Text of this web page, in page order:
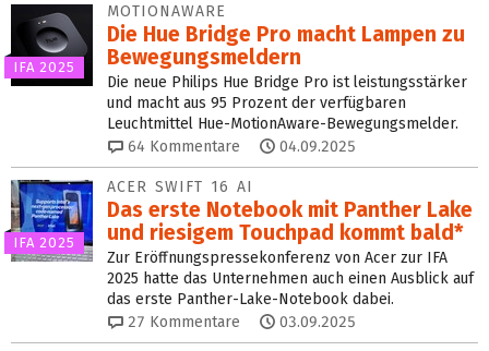
IFA 2025
MOTIONAWARE
Die Hue Bridge Pro macht Lampen zu
Bewegungsmeldern
Die neue Philips Hue Bridge Pro ist leistungsstärker
und macht aus 95 Prozent der verfügbaren
Leuchtmittel Hue-MotionAware-Bewegungsmelder.
64 Kommentare 04.09.2025
IFA 2025
ACER SWIFT 16 AI
Das erste Notebook mit Panther Lake
und riesigem Touchpad kommt bald*
Zur Eröffnungspressekonferenz von Acer zur IFA
2025 hatte das Unternehmen auch einen Ausblick auf
das erste Panther-Lake-Notebook dabei.
27 Kommentare 03.09.2025